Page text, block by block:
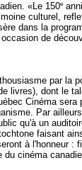
«Le 150e
culturel,
dans la
de
par la
livres), dont le
Cinéma
Par
qu'à un
faisant
à l'honneur :
du cinéma